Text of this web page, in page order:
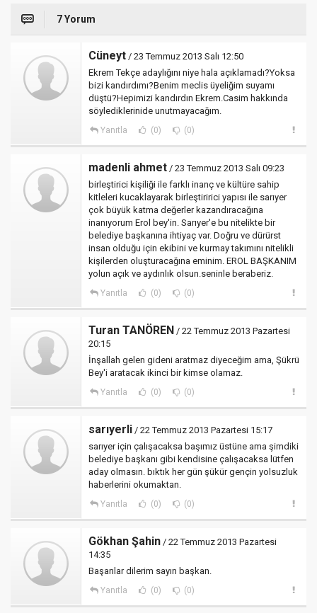
7 Yorum
Cüneyt / 23 Temmuz 2013 Salı 12:50
Ekrem Tekçe adaylığını niye hala açıklamadı?Yoksa
bizi kandırdımı?Benim meclis üyeliğim suyamı
düştü?Hepimizi kandırdın Ekrem.Casim hakkında
söylediklerinide unutmayacağım.
Yanıtla (0) (0)
madenli ahmet / 23 Temmuz 2013 Salı 09:23
birleştirici kişiliği ile farklı inanç ve kültüre sahip
kitleleri kucaklayarak birleştiririci yapısı ile sarıyer
çok büyük katma değerler kazandıracağına
inanıyorum Erol bey'in. Sarıyer'e bu nitelikte bir
belediye başkanına ihtiyaç var. Doğru ve dürürst
insan olduğu için ekibini ve kurmay takımını nitelikli
kişilerden oluşturacağına eminim. EROL BAŞKANIM
yolun açık ve aydınlık olsun.seninle beraberiz.
Yanıtla (0) (0)
Turan TANÖREN / 22 Temmuz 2013 Pazartesi
20:15
İnşallah gelen gideni aratmaz diyeceğim ama, Şükrü
Bey'i aratacak ikinci bir kimse olamaz.
Yanıtla (0) (0)
sarıyerli / 22 Temmuz 2013 Pazartesi 15:17
sarıyer için çalışacaksa başımız üstüne ama şimdiki
belediye başkanı gibi kendisine çalışacaksa lütfen
aday olmasın. bıktık her gün şükür gençin yolsuzluk
haberlerini okumaktan.
Yanıtla (0) (0)
Gökhan Şahin / 22 Temmuz 2013 Pazartesi
14:35
Başarılar dilerim sayın başkan.
Yanıtla (0) (0)